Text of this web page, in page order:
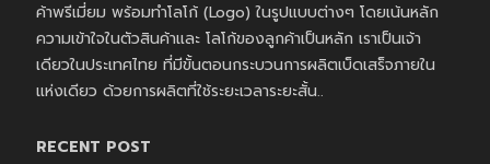
ค้าพรีเมี่ยม พร้อมทำโลโก้ (Logo) ในรูปแบบต่างๆ โดยเน้นหลัก
ความเข้าใจในตัวสินค้าและ โลโก้ของลูกค้าเป็นหลัก เราเป็นเจ้า
เดียวในประเทศไทย ที่มีขั้นตอนกระบวนการผลิตเบ็ดเสร็จภายใน
แห่งเดียว ด้วยการผลิตที่ใช้ระยะเวลาระยะสั้น..
RECENT POST